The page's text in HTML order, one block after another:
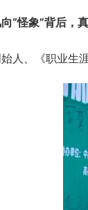
“怪象”背后，
人、《职业生